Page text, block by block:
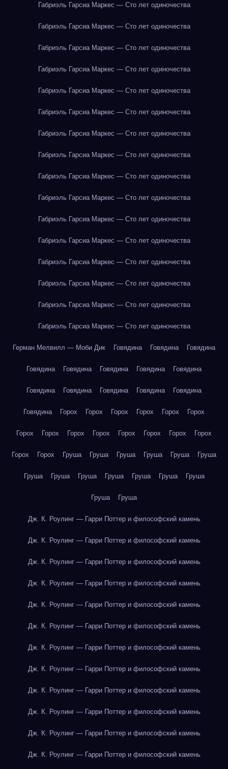
Габриэль Гарсиа Маркес — Сто лет одиночества
Габриэль Гарсиа Маркес — Сто лет одиночества
Габриэль Гарсиа Маркес — Сто лет одиночества
Габриэль Гарсиа Маркес — Сто лет одиночества
Габриэль Гарсиа Маркес — Сто лет одиночества
Габриэль Гарсиа Маркес — Сто лет одиночества
Габриэль Гарсиа Маркес — Сто лет одиночества
Габриэль Гарсиа Маркес — Сто лет одиночества
Габриэль Гарсиа Маркес — Сто лет одиночества
Габриэль Гарсиа Маркес — Сто лет одиночества
Габриэль Гарсиа Маркес — Сто лет одиночества
Габриэль Гарсиа Маркес — Сто лет одиночества
Габриэль Гарсиа Маркес — Сто лет одиночества
Габриэль Гарсиа Маркес — Сто лет одиночества
Габриэль Гарсиа Маркес — Сто лет одиночества
Габриэль Гарсиа Маркес — Сто лет одиночества
Герман Мелвилл — Моби Дик Говядина Говядина Говядина
Говядина Говядина Говядина Говядина Говядина
Говядина Говядина Говядина Говядина Говядина
Говядина Горох Горох Горох Горох Горох Горох
Горох Горох Горох Горох Горох Горох Горох Горох
Горох Горох Груша Груша Груша Груша Груша Груша
Груша Груша Груша Груша Груша Груша Груша
Груша Груша
Дж. К. Роулинг — Гарри Поттер и философский камень
Дж. К. Роулинг — Гарри Поттер и философский камень
Дж. К. Роулинг — Гарри Поттер и философский камень
Дж. К. Роулинг — Гарри Поттер и философский камень
Дж. К. Роулинг — Гарри Поттер и философский камень
Дж. К. Роулинг — Гарри Поттер и философский камень
Дж. К. Роулинг — Гарри Поттер и философский камень
Дж. К. Роулинг — Гарри Поттер и философский камень
Дж. К. Роулинг — Гарри Поттер и философский камень
Дж. К. Роулинг — Гарри Поттер и философский камень
Дж. К. Роулинг — Гарри Поттер и философский камень
Дж. К. Роулинг — Гарри Поттер и философский камень